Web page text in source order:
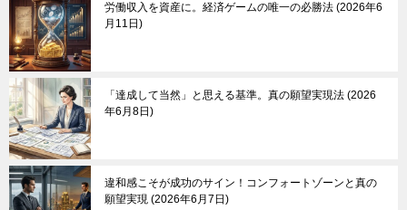
労働収入を資産に。経済ゲームの唯一の必勝法 2026年6
月11日
「達成して当然」と思える基準。真の願望実現法 2026
年6月8日
違和感こそが成功のサイン！コンフォートゾーンと真の
願望実現 2026年6月7日